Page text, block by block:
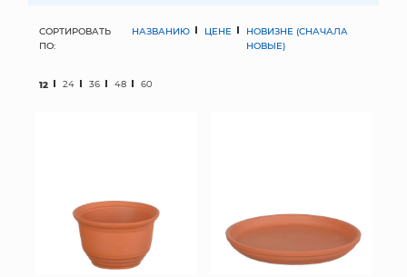
ИСКУССТВЕННЫЕ ЦВЕТЫ
ПАКЕТЫ И СУМКИ
СОРТИРОВАТЬ
ПО:
НАЗВАНИЮ ЦЕНЕ
НОВИЗНЕ (СНАЧАЛА
НОВЫЕ)
12 24 36 48 60